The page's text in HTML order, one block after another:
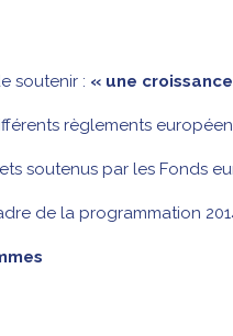
soutenir : « une
règlements
soutenus par les Fonds
de la programmation